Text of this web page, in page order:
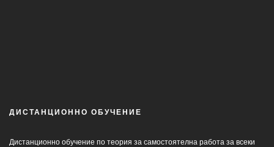
ДИСТАНЦИОННО ОБУЧЕНИЕ
Дистанционно обучение по теория за самостоятелна работа за всеки